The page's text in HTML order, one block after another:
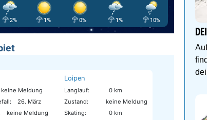
2% 1% 0% 1% 10%
keine Meldung
26. März
keine Meldung
Loipen
Langlauf:
0 km
Zustand:
keine Meldung
Skating:
0 km